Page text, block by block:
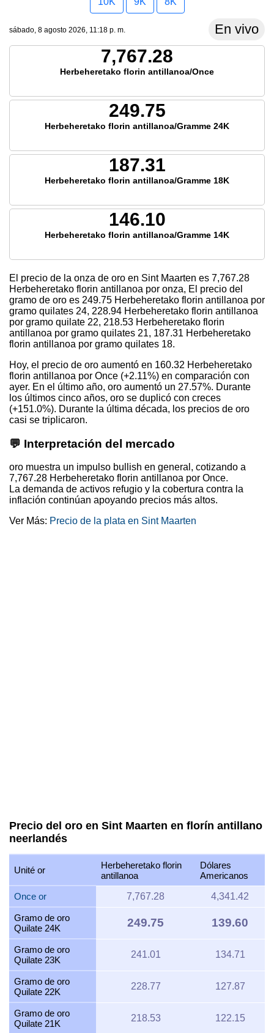
sábado, 8 agosto 2026, 11:18 p. m. En vivo
7,767.28
Herbeheretako florin antillanoa/Once
249.75
Herbeheretako florin antillanoa/Gramme 24K
187.31
Herbeheretako florin antillanoa/Gramme 18K
146.10
Herbeheretako florin antillanoa/Gramme 14K
El precio de la onza de oro en Sint Maarten es 7,767.28
Herbeheretako florin antillanoa por onza, El precio del
gramo de oro es 249.75 Herbeheretako florin antillanoa por
gramo quilates 24, 228.94 Herbeheretako florin antillanoa
por gramo quilate 22, 218.53 Herbeheretako florin
antillanoa por gramo quilates 21, 187.31 Herbeheretako
florin antillanoa por gramo quilates 18.
Hoy, el precio de oro aumentó en 160.32 Herbeheretako
florin antillanoa por Once (+2.11%) en comparación con
ayer. En el último año, oro aumentó un 27.57%. Durante
los últimos cinco años, oro se duplicó con creces
(+151.0%). Durante la última década, los precios de oro
casi se triplicaron.
💬 Interpretación del mercado
oro muestra un impulso bullish en general, cotizando a
7,767.28 Herbeheretako florin antillanoa por Once.
La demanda de activos refugio y la cobertura contra la
inflación continúan apoyando precios más altos.
Ver Más: Precio de la plata en Sint Maarten
Precio del oro en Sint Maarten en florín antillano
neerlandés
Unité or
Herbeheretako florin
antillanoa
Dólares
Americanos
Once or
7,767.28 4,341.42
Gramo de oro
Quilate 24K
249.75 139.60
Gramo de oro
Quilate 23K
241.01 134.71
Gramo de oro
Quilate 22K
228.77 127.87
Gramo de oro
Quilate 21K
218.53 122.15